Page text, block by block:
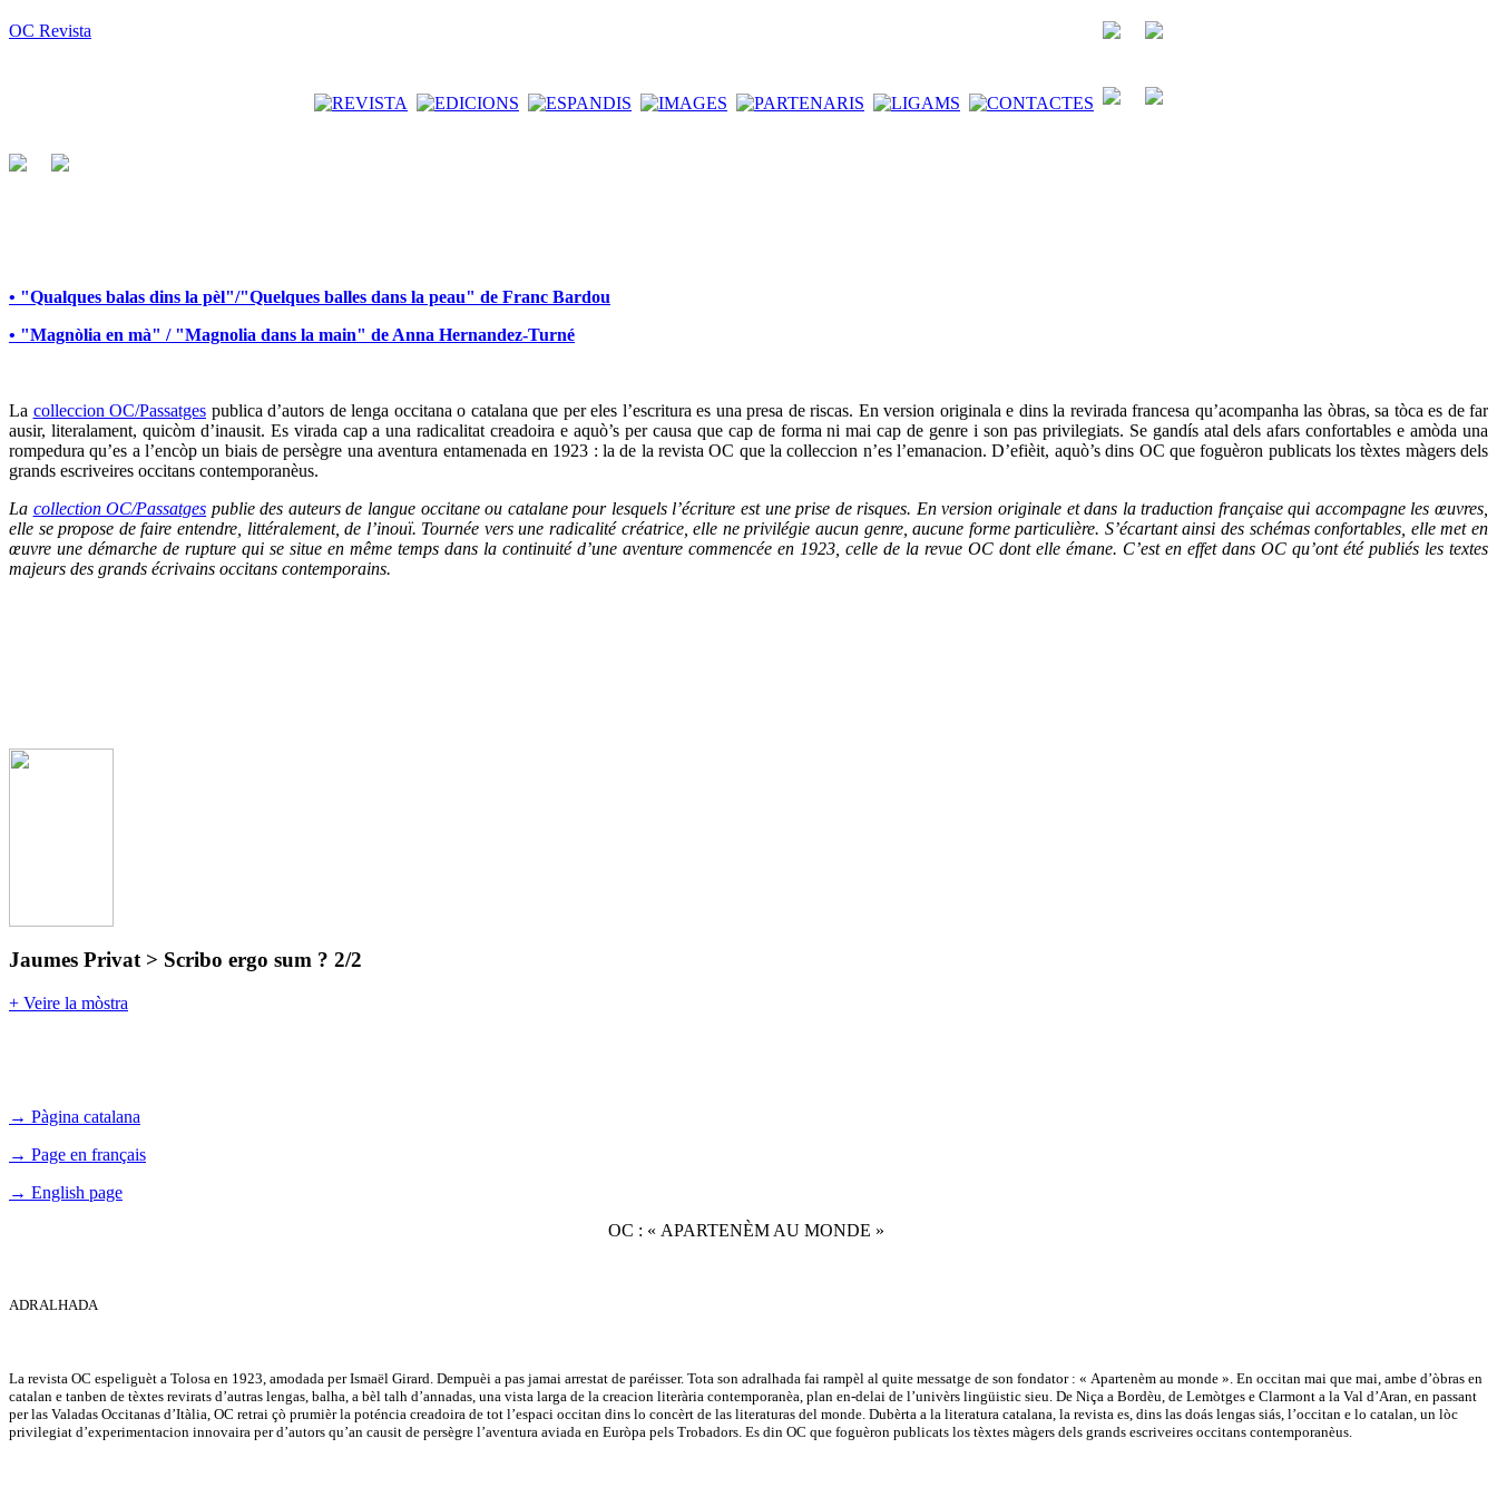
OC Revista
• "Qualques balas dins la pèl"/"Quelques balles dans la peau" de Franc Bardou
• "Magnòlia en mà" / "Magnolia dans la main" de Anna Hernandez-Turné
La colleccion OC/Passatges publica d’autors de lenga occitana o catalana que per eles l’escritura es una presa de riscas. En version originala e dins la revirada francesa qu’acompanha las òbras, sa tòca es de far
ausir, literalament, quicòm d’inausit. Es virada cap a una radicalitat creadoira e aquò’s per causa que cap de forma ni mai cap de genre i son pas privilegiats. Se gandís atal dels afars confortables e amòda una
rompedura qu’es a l’encòp un biais de persègre una aventura entamenada en 1923 : la de la revista OC que la colleccion n’es l’emanacion. D’efièit, aquò’s dins OC que foguèron publicats los tèxtes màgers dels
grands escriveires occitans contemporanèus.
La collection OC/Passatges publie des auteurs de langue occitane ou catalane pour lesquels l’écriture est une prise de risques. En version originale et dans la traduction française qui accompagne les œuvres,
elle se propose de faire entendre, littéralement, de l’inouï. Tournée vers une radicalité créatrice, elle ne privilégie aucun genre, aucune forme particulière. S’écartant ainsi des schémas confortables, elle met en
œuvre une démarche de rupture qui se situe en même temps dans la continuité d’une aventure commencée en 1923, celle de la revue OC dont elle émane. C’est en effet dans OC qu’ont été publiés les textes
majeurs des grands écrivains occitans contemporains.
Jaumes Privat > Scribo ergo sum ? 2/2
+ Veire la mòstra
→ Pàgina catalana
→ Page en français
→ English page
OC : « APARTENÈM AU MONDE »
ADRALHADA
La revista OC espeliguèt a Tolosa en 1923, amodada per Ismaël Girard. Dempuèi a pas jamai arrestat de paréisser. Tota son adralhada fai rampèl al quite messatge de son fondator : « Apartenèm au monde ». En occitan mai que mai, ambe d’òbras en
catalan e tanben de tèxtes revirats d’autras lengas, balha, a bèl talh d’annadas, una vista larga de la creacion literària contemporanèa, plan en-delai de l’univèrs lingüistic sieu. De Niça a Bordèu, de Lemòtges e Clarmont a la Val d’Aran, en passant
per las Valadas Occitanas d’Itàlia, OC retrai çò prumièr la poténcia creadoira de tot l’espaci occitan dins lo concèrt de las literaturas del monde. Dubèrta a la literatura catalana, la revista es, dins las doás lengas siás, l’occitan e lo catalan, un lòc
privilegiat d’experimentacion innovaira per d’autors qu’an causit de persègre l’aventura aviada en Euròpa pels Trobadors. Es din OC que foguèron publicats los tèxtes màgers dels grands escriveires occitans contemporanèus.